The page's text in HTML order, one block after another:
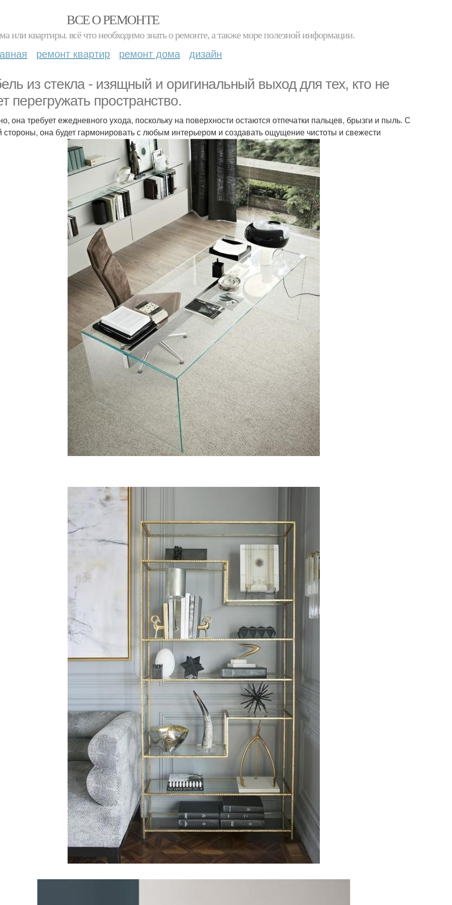
ВСЕ О РЕМОНТЕ
или квартиры. всё что необходимо знать о ремонте, а также море полезной информации.
ремонт квартир ремонт дома дизайн
из стекла - изящный и оригинальный выход для тех, кто не
перегружать пространство.
она требует ежедневного ухода, поскольку на поверхности остаются отпечатки пальцев, брызги и пыль. С
стороны, она будет гармонировать с любым интерьером и создавать ощущение чистоты и свежести